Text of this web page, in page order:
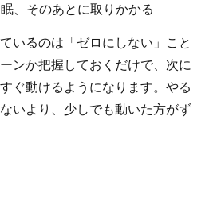
そのあとに取りかかる
いるのは「ゼロにしない」こと
ンか把握しておくだけで、次に
ぐ動けるようになります。やる
いより、少しでも動いた方がず